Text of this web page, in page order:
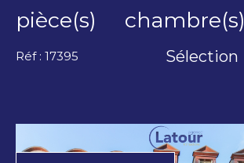
pièce(s) chambre(s)
Réf : 17395 Sélection